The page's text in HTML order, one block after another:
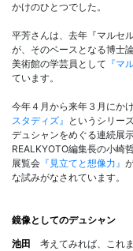
かけのひとつでした。
平芳さんは、去年『マルセ
が、そのベースとなる博士
美術館の学芸員として 『マ
ています。
今年４月から来年３月にか
スタディズ』 というシリー
デュシャンをめぐる連続展
REALKYOTO編集長の小崎
展覧会 『見立てと想像力』
な試みがなされています。
鏡像としてのデュシャン
池田 考えてみれば、これ